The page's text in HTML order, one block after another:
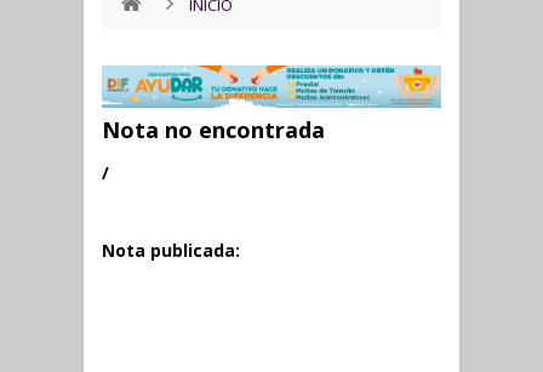
INICIO
Nota no encontrada
/
Nota publicada: